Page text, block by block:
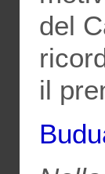
del
il